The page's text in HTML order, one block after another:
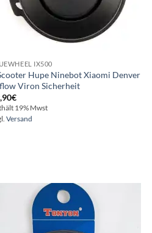
IX500
Hupe Ninebot Xiaomi Denver
Viron Sicherheit
€
19% Mwst
Versand